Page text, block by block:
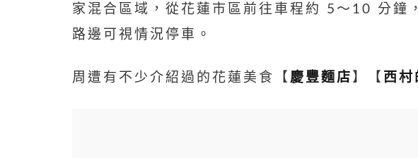
家混合區域，從花蓮市區前往車程約 5～10 分鐘
路邊可視情況停車。
周遭有不少介紹過的花蓮美食【 慶豐麵店 】【 西村